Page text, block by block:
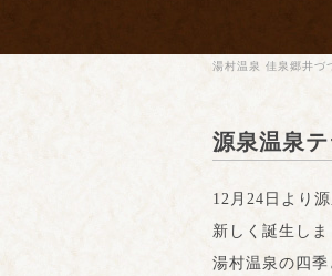
湯村温泉 佳泉郷井づ
源泉温泉
12 月24日より
新しく誕生しま
湯村温泉の四